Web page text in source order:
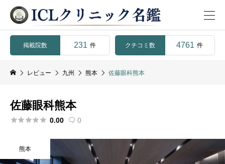
掲載院数 231 件 クチコミ数 4761 件
レビュー 九州 熊本 佐藤眼科熊本
佐藤眼科熊本
 0.00  0
熊本